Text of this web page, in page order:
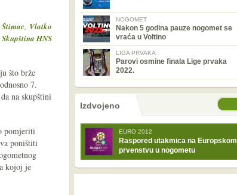
, Vlatko
Skupština HNS
što brže
7.
na skupštini
pomjeriti
poništiti
kojoj je
NOGOMET
Nakon 5 godina pauze nogomet se
vraća u Voltino
LIGA PRVAKA
Parovi osmine finala Lige prvaka
2022.
nema prethodne stranice
nema sljedeće stranice
Izdvojeno
EURO 2012
Raspored utakmica na Europskom
prvenstvu u nogometu